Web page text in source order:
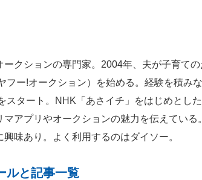
ークションの専門家。2004年、夫が子育て
フー!オークション）を始める。経験を積み
スタート。NHK「あさイチ」をはじめとし
アプリやオークションの魅力を伝えている
味あり。よく利用するのはダイソー。
ルと記事一覧